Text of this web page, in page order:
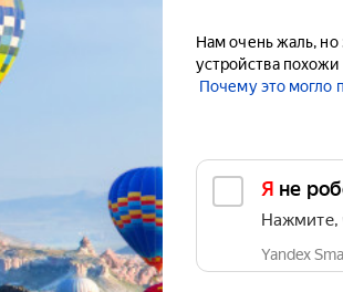
Нам очень жаль, но
устройства
Почему это могло
Я не
Нажмите,
Yandex